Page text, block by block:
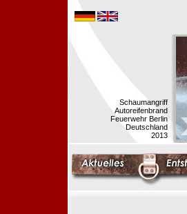
Schaumangriff
Autoreifenbrand
Feuerwehr Berlin
Deutschland
2013